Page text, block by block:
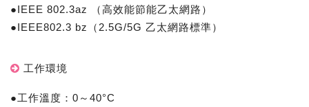
●IEEE 802.3az （高效能節能乙太網路）
●IEEE802.3 bz（2.5G/5G 乙太網路標準）
工作環境
●工作溫度：0～40°C